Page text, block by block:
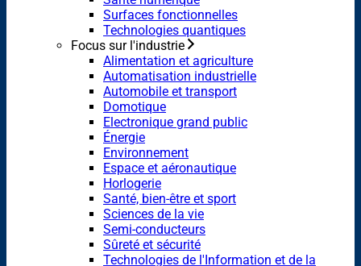
Surfaces fonctionnelles
Technologies quantiques
Focus sur l'industrie
Alimentation et agriculture
Automatisation industrielle
Automobile et transport
Domotique
Electronique grand public
Énergie
Environnement
Espace et aéronautique
Horlogerie
Santé, bien-être et sport
Sciences de la vie
Semi-conducteurs
Sûreté et sécurité
Technologies de l'Information et de la